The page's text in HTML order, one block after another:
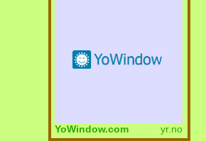
YoWindow.com yr.no